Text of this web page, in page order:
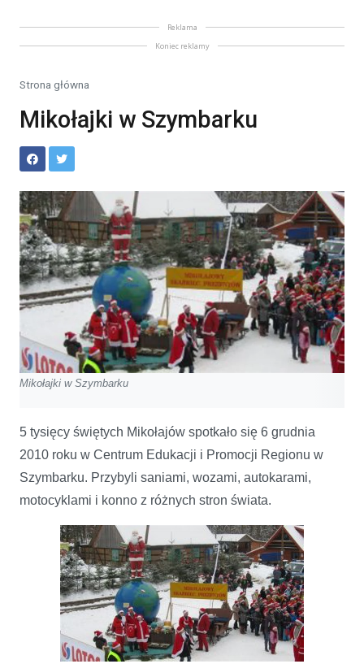
Reklama
Koniec reklamy
Strona główna
Mikołajki w Szymbarku
Mikołajki w Szymbarku
5 tysięcy świętych Mikołajów spotkało się 6 grudnia
2010 roku w Centrum Edukacji i Promocji Regionu w
Szymbarku. Przybyli saniami, wozami, autokarami,
motocyklami i konno z różnych stron świata.